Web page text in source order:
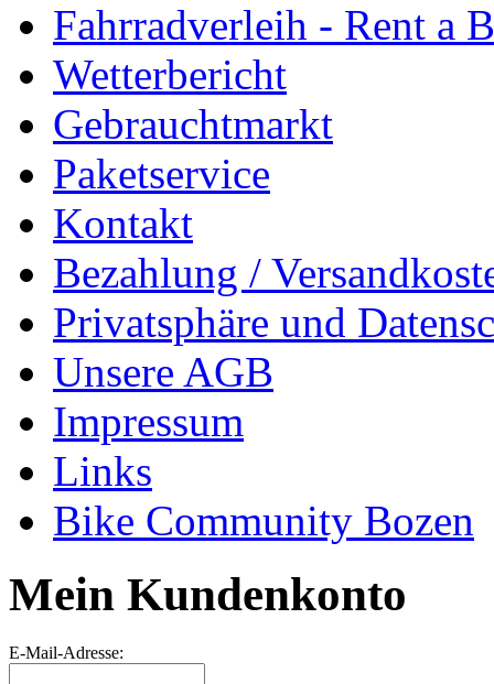
Fahrradverleih - Rent a
Wetterbericht
Gebrauchtmarkt
Paketservice
Kontakt
Bezahlung /
Privatsphäre und
Unsere AGB
Impressum
Links
Bike Community Bozen
Mein Kundenkonto
E-Mail-Adresse: